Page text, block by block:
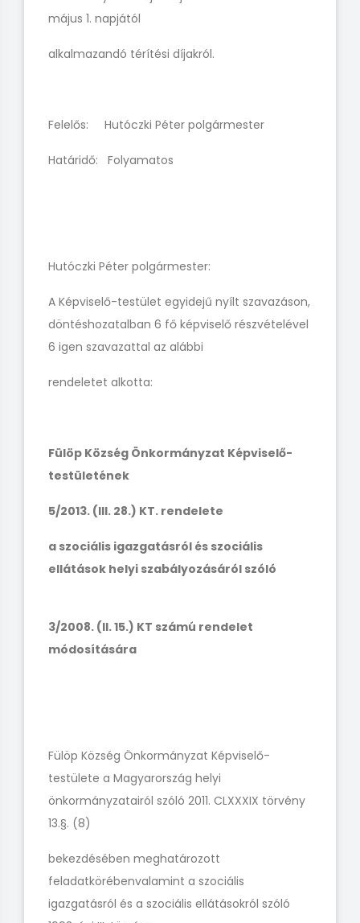
május 1. napjától
alkalmazandó térítési díjakról.
Felelős: Hutóczki Péter polgármester
Határidő: Folyamatos
Hutóczki Péter polgármester:
A Képviselő-testület egyidejű nyílt szavazáson,
döntéshozatalban 6 fő képviselő részvételével
6 igen szavazattal az alábbi
rendeletet alkotta:
Fülöp Község Önkormányzat Képviselő-
testületének
5/2013. (III. 28.) KT. rendelete
a szociális igazgatásról és szociális
ellátások helyi szabályozásáról szóló
3/2008. (II. 15.) KT számú rendelet
módosítására
Fülöp Község Önkormányzat Képviselő-
testülete a Magyarország helyi
önkormányzatairól szóló 2011. CLXXXIX törvény
13.§. (8)
bekezdésében meghatározott
feladatkörébenvalamint a szociális
igazgatásról és a szociális ellátásokról szóló